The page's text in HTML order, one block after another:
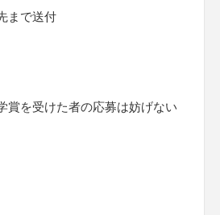
まで送付
賞を受けた者の応募は妨げない